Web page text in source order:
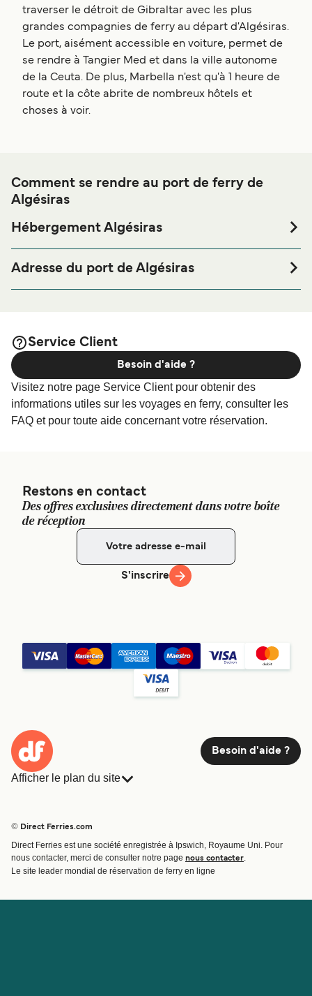
traverser le détroit de Gibraltar avec les plus
grandes compagnies de ferry au départ d'Algésiras.
Le port, aisément accessible en voiture, permet de
se rendre à Tangier Med et dans la ville autonome
de la Ceuta. De plus, Marbella n'est qu'à 1 heure de
route et la côte abrite de nombreux hôtels et
choses à voir.
Comment se rendre au port de ferry de
Algésiras
Hébergement Algésiras
Algésiras ou à proximité, avant ou après votre voyage ou
si vous êtes à la recherche de logements pour votre séjour,
Adresse du port de Algésiras
Service Client
Visitez notre page Service Client pour obtenir des
informations utiles sur les voyages en ferry, consulter les
FAQ et pour toute aide concernant votre réservation.
Besoin d'aide ?
Restons en contact
Des offres exclusives directement dans votre boîte
de réception
S'inscrire
Besoin d'aide ?
Afficher le plan du site
Traversées et ports
Billet de bateau
© Direct Ferries.com
Direct Ferries est une société enregistrée à Ipswich, Royaume Uni. Pour
nous contacter, merci de consulter notre page nous contacter
Le site leader mondial de réservation de ferry en ligne